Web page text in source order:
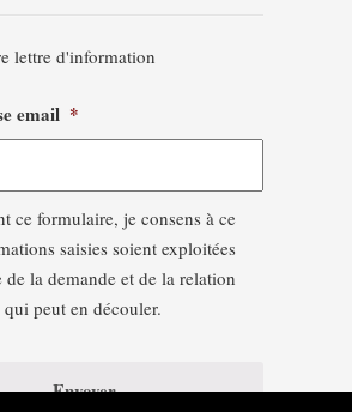
lettre d'information
email *
ce formulaire, je consens à ce
saisies soient exploitées
de la demande et de la relation
peut en découler.